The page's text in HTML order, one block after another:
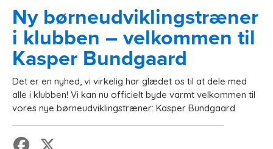
Ny børneudviklingstræner
i klubben – velkommen til
Kasper Bundgaard
Det er en nyhed, vi virkelig har glædet os til at dele med
alle i klubben! Vi kan nu officielt byde varmt velkommen til
vores nye børneudviklingstræner: Kasper Bundgaard